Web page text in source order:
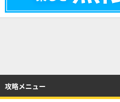
攻略メニュー